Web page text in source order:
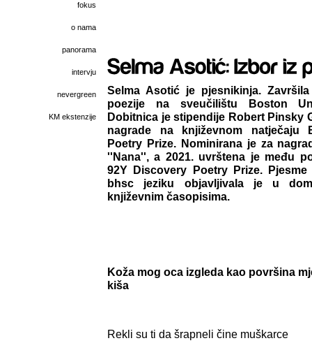
fokus
o nama
panorama
intervju
nevergreen
KM ekstenzije
Selma Asotić je pjesnikinja.
poezije na sveučilištu Boston
Dobitnica je stipendije Robert Pinsky
nagrade na književnom natječaju
Poetry Prize. Nominirana je za
''Nana'', a 2021. uvrštena je među
92Y Discovery Poetry Prize.
bhsc jeziku objavljivala je u
književnim časopisima.
Koža mog oca izgleda kao površina
kiša
Rekli su ti da šrapneli čine muškarce